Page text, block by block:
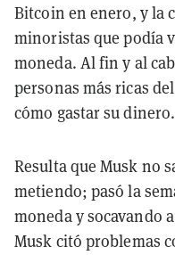
Bitcoin en enero, y la
minoristas que podía
moneda. Al fin y al
personas más ricas
cómo gastar su dinero.
Resulta que Musk no
metiendo; pasó la
moneda y socavando
Musk citó problemas